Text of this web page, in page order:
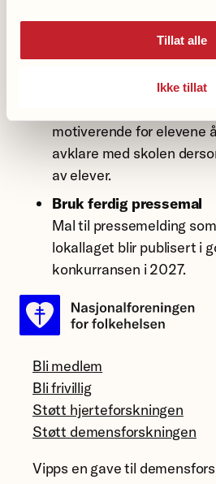
Tillat alle
Ikke tillat
Del i sosiale medier
Gratuler klassene med et
motiverende for elevene
avklare med skolen
av elever.
Bruk ferdig pressemal
Mal til pressemelding
lokallaget blir publisert i
konkurransen i 2027.
Bli medlem
Bli frivillig
Støtt hjerteforskningen
Støtt demensforskningen
Vipps en gave til